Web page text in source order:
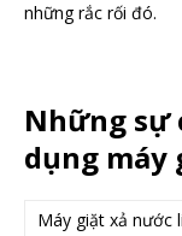
những rắc rối đó.
Những sự
dụng máy
Máy giặt xả nước